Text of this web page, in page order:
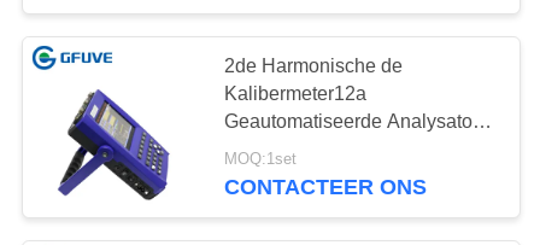
Flexibele Ct
Klemmen
2de Harmonische de
Kalibermeter12a
Geautomatiseerde Analysator
van de Elektriciteitsmeter
MOQ:1set
CONTACTEER ONS